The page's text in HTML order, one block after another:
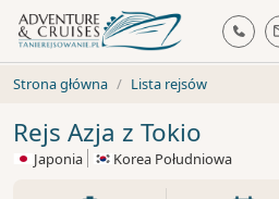
Strona główna Lista rejsów
Rejs Azja z Tokio
Japonia Korea Południowa